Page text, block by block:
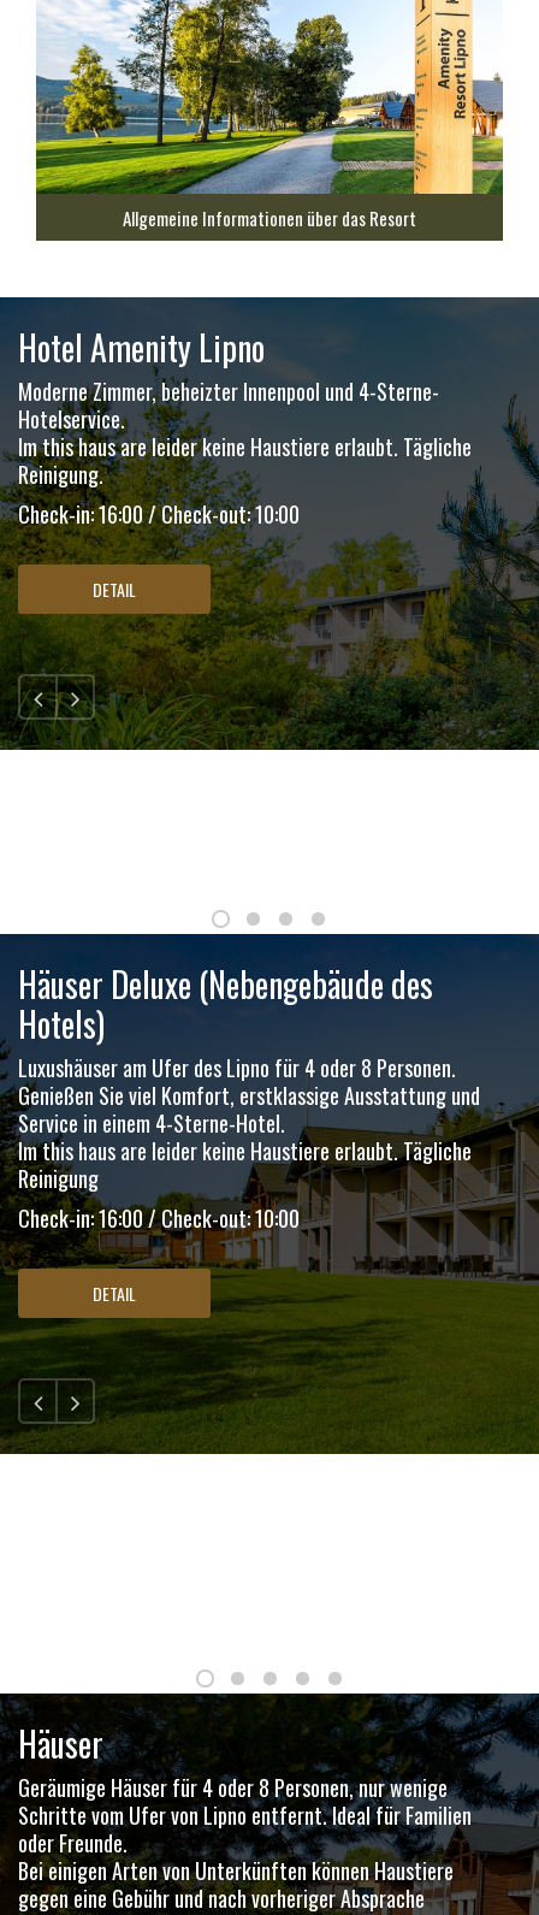
Allgemeine Informationen über das Resort
Hotel Amenity Lipno
Moderne Zimmer, beheizter Innenpool und 4-Sterne-
Hotelservice.
Im this haus are leider keine Haustiere erlaubt. Tägliche
Reinigung.
Check-in: 16:00 / Check-out: 10:00
DETAIL
Häuser Deluxe (Nebengebäude des
Hotels)
Luxushäuser am Ufer des Lipno für 4 oder 8 Personen.
Genießen Sie viel Komfort, erstklassige Ausstattung und
Service in einem 4-Sterne-Hotel.
Im this haus are leider keine Haustiere erlaubt. Tägliche
Reinigung
Check-in: 16:00 / Check-out: 10:00
DETAIL
Häuser
Geräumige Häuser für 4 oder 8 Personen, nur wenige
Schritte vom Ufer von Lipno entfernt. Ideal für Familien
oder Freunde.
Bei einigen Arten von Unterkünften können Haustiere
gegen eine Gebühr und nach vorheriger Absprache